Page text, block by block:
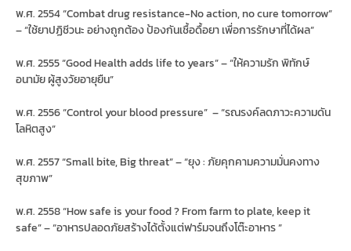
พ.ศ. 2554 “Combat drug resistance-No action, no cure tomorrow”
– “ใช้ยาปฏิชีวนะ อย่างถูกต้อง ป้องกันเชื้อดื้อยา เพื่อการรักษาที่ได้ผล”
พ.ศ. 2555 “Good Health adds life to years” – “ให้ความรัก พิทักษ์
อนามัย ผู้สูงวัยอายุยืน”
พ.ศ. 2556 “Control your blood pressure” – “รณรงค์ลดภาวะความดัน
โลหิตสูง”
พ.ศ. 2557 “Small bite, Big threat” – “ยุง : ภัยคุกคามความมั่นคงทาง
สุขภาพ”
พ.ศ. 2558 “How safe is your food ? From farm to plate, keep it
safe” – “อาหารปลอดภัยสร้างได้ตั้งแต่ฟาร์มจนถึงโต๊ะอาหาร ”